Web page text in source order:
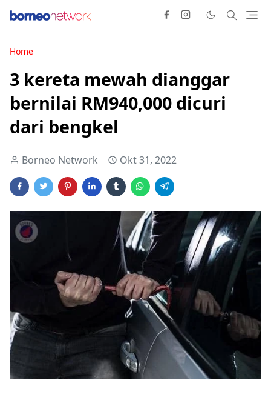
Home
3 kereta mewah dianggar
bernilai RM940,000 dicuri
dari bengkel
Borneo Network Okt 31, 2022